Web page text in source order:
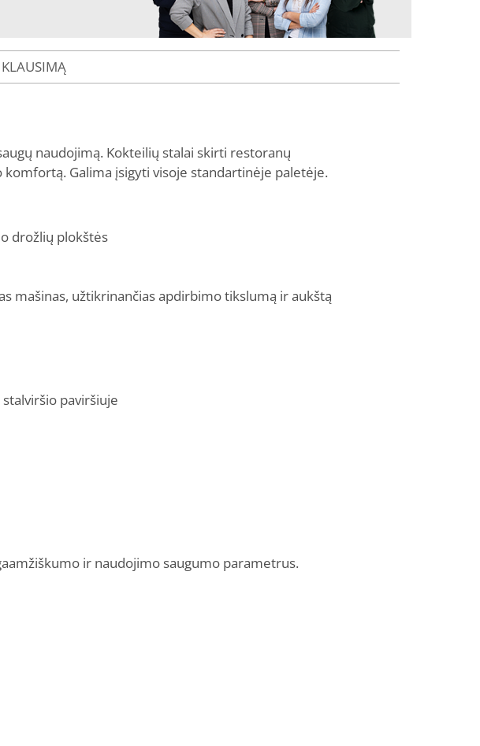
naudojimą. Kokteilių stalai skirti restoranų
Galima įsigyti visoje standartinėje paletėje.
drožlių plokštės
mašinas, užtikrinančias apdirbimo tikslumą ir aukštą
paviršiuje
ir naudojimo saugumo parametrus.